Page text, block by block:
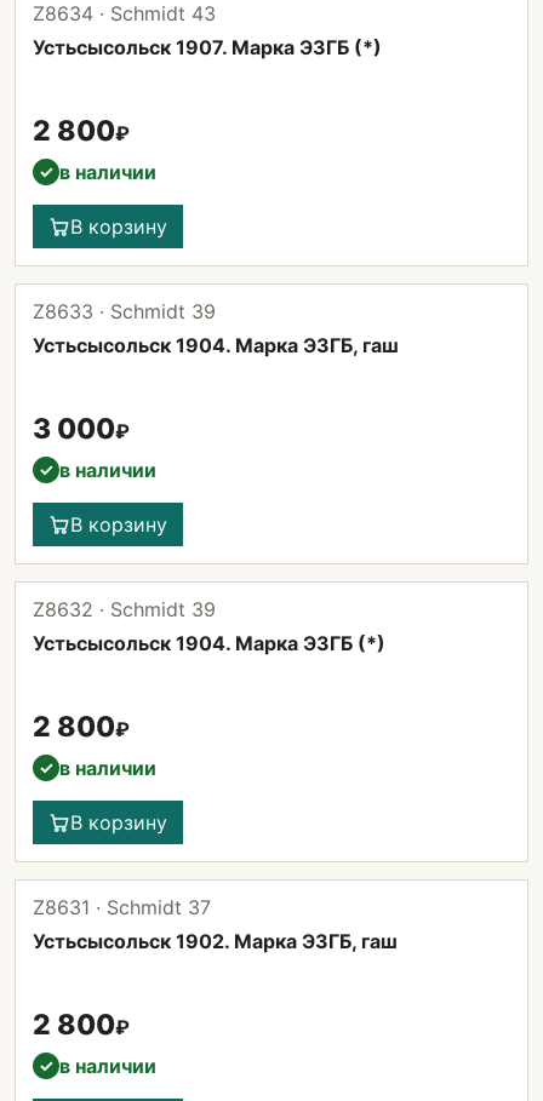
Z8634 · Schmidt 43
Устьсысольск 1907. Марка ЭЗГБ (*)
2 800₽
✓ в наличии
В корзину
Z8633 · Schmidt 39
Устьсысольск 1904. Марка ЭЗГБ, гаш
3 000₽
✓ в наличии
В корзину
Z8632 · Schmidt 39
Устьсысольск 1904. Марка ЭЗГБ (*)
2 800₽
✓ в наличии
В корзину
Z8631 · Schmidt 37
Устьсысольск 1902. Марка ЭЗГБ, гаш
2 800₽
✓ в наличии